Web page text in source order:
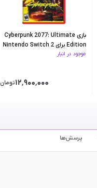
بازی Cyberpunk 2077: Ultimate
Edition برای Nintendo Switch 2
موجود در انبار
۱۲٬۹۰۰٬۰۰۰تومان
پرسش‌ها